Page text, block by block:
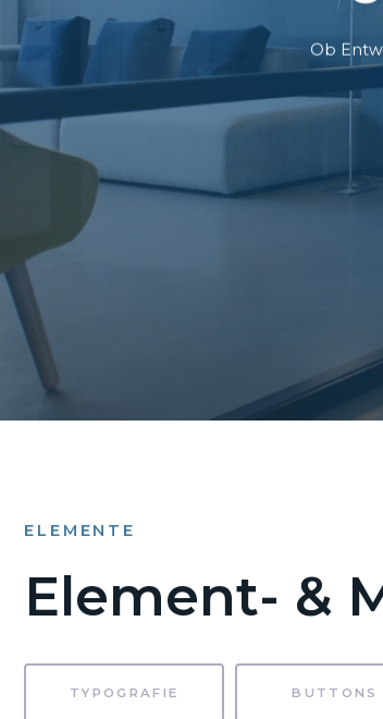
Ob
ELEMENTE
Element- &
TYPOGRAFIE BUTTONS